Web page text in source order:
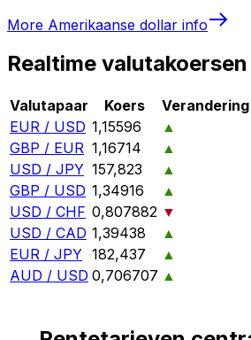
More Amerikaanse dollar info
Realtime valutakoersen
Valutapaar Koers
Verandering
EUR / USD 1,15596
▲
GBP / EUR 1,16714
▲
USD / JPY 157,823
▲
GBP / USD 1,34916
▲
USD / CHF 0,807882 ▼
USD / CAD 1,39438
▲
EUR / JPY 182,437
▲
AUD / USD 0,706707 ▲